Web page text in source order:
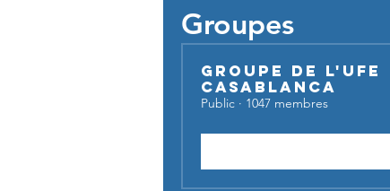
Groupes
Groupe de l'UFE
Casablanca
Public · 1047 membres